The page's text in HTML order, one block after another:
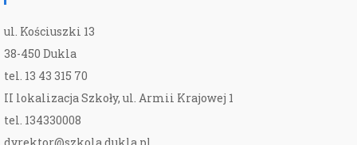
ul. Kościuszki 13
38-450 Dukla
tel. 13 43 315 70
II lokalizacja Szkoły, ul. Armii Krajowej 1
tel. 134330008